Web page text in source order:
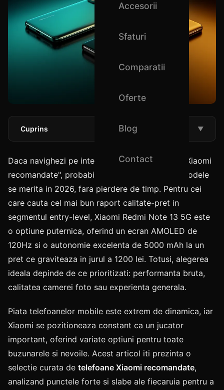
Accesorii
Sfaturi
Comparatii
Oferte
Blog
Contact
Cuprins ▼
Daca navighezi pe internet cautand "telefoane Xiaomi
recomandate", probabil vrei sa stii rapid care modele
se merita in 2026, fara pierdere de timp. Pentru cei
care cauta cel mai bun raport calitate-pret in
segmentul entry-level, Xiaomi Redmi Note 13 5G este
o optiune puternica, oferind un ecran AMOLED de
120Hz si o autonomie excelenta de 5000 mAh la un
pret ce graviteaza in jurul a 1200 lei. Totusi, alegerea
ideala depinde de ce prioritizati: performanta bruta,
calitatea camerei foto sau experienta generala.
Piata telefoanelor mobile este extrem de dinamica, iar
Xiaomi se pozitioneaza constant ca un jucator
important, oferind variate optiuni pentru toate
buzunarele si nevoile. Acest articol iti prezinta o
selectie curata de telefoane Xiaomi recomandate,
analizand punctele forte si slabe ale fiecaruia pentru a